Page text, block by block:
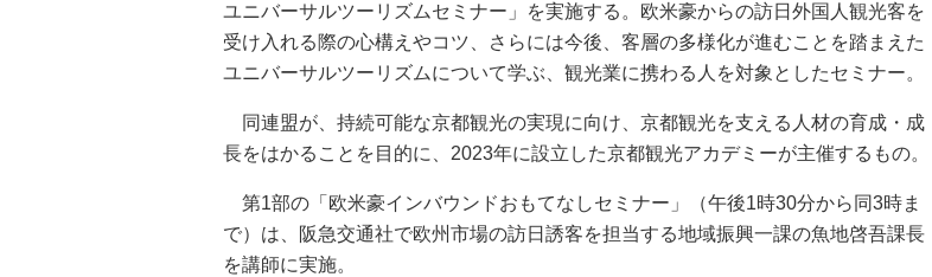
ユニバーサルツーリズムセミナー」を実施する。欧米豪からの訪日外国人観光客を
受け入れる際の心構えやコツ、さらには今後、客層の多様化が進むことを踏まえた
ユニバーサルツーリズムについて学ぶ、観光業に携わる人を対象としたセミナー。
同連盟が、持続可能な京都観光の実現に向け、京都観光を支える人材の育成・成
長をはかることを目的に、2023年に設立した京都観光アカデミーが主催するもの。
第1部の「欧米豪インバウンドおもてなしセミナー」（午後1時30分から同3時ま
で）は、阪急交通社で欧州市場の訪日誘客を担当する地域振興一課の魚地啓吾課長
を講師に実施。